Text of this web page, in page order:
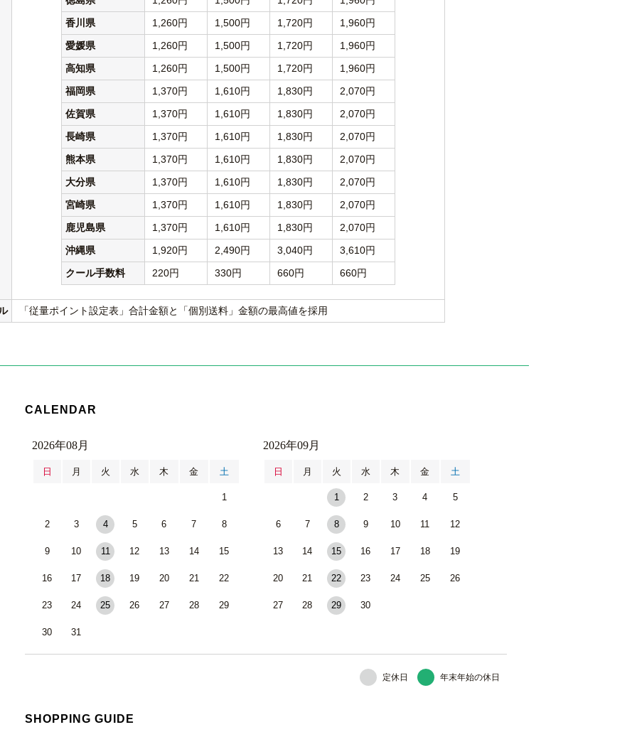
香川県
1,260円 1,500円 1,720円
1,960円
愛媛県
1,260円 1,500円 1,720円
1,960円
高知県
1,260円 1,500円 1,720円
1,960円
福岡県
1,370円 1,610円 1,830円
2,070円
佐賀県
1,370円 1,610円 1,830円
2,070円
長崎県
1,370円 1,610円 1,830円
2,070円
熊本県
1,370円 1,610円 1,830円
2,070円
大分県
1,370円 1,610円 1,830円
2,070円
宮崎県
1,370円 1,610円 1,830円
2,070円
鹿児島県
1,370円 1,610円 1,830円
2,070円
沖縄県
1,920円 2,490円 3,040円
3,610円
クール手数料
220円 330円 660円 660円
「従量ポイント設定表」合計金額と「個別送料」金額の最高値を採用
CALENDAR
2026年08月
日 月 火 水 木 金 土
1
2 3 4 5 6 7 8
9 10 11 12 13 14 15
16 17 18 19 20 21 22
23 24 25 26 27 28 29
30 31
2026年09月
日 月 火 水 木 金 土
1 2 3 4 5
6 7 8 9 10 11 12
13 14 15 16 17 18 19
20 21 22 23 24 25 26
27 28 29 30
定休日 年末年始の休日
SHOPPING GUIDE